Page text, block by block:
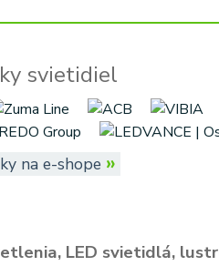
svietidiel
na e-shope »
LED svietidlá,